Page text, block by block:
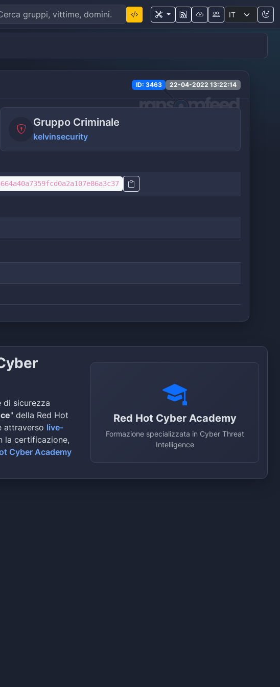
ID: 3463 22-04-2022 13:22:14
Gruppo Criminale
kelvinsecurity
di sicurezza
" della Red Hot
attraverso live-
la certificazione,
Cyber Academy
Red Hot Cyber Academy
Formazione specializzata in Cyber Threat
Intelligence